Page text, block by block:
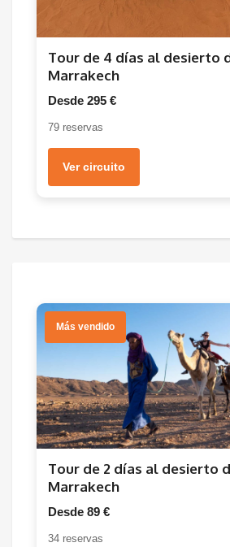
Tour de 4 días al desierto
Marrakech
Desde 295 €
79 reservas
Ver circuito
Más vendido
Tour de 2 días al desierto
Marrakech
Desde 89 €
34 reservas